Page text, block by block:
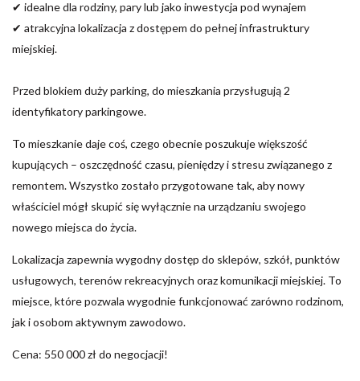
✔ idealne dla rodziny, pary lub jako inwestycja pod wynajem
✔ atrakcyjna lokalizacja z dostępem do pełnej infrastruktury
miejskiej.
Przed blokiem duży parking, do mieszkania przysługują 2
identyfikatory parkingowe.
To mieszkanie daje coś, czego obecnie poszukuje większość
kupujących – oszczędność czasu, pieniędzy i stresu związanego z
remontem. Wszystko zostało przygotowane tak, aby nowy
właściciel mógł skupić się wyłącznie na urządzaniu swojego
nowego miejsca do życia.
Lokalizacja zapewnia wygodny dostęp do sklepów, szkół, punktów
usługowych, terenów rekreacyjnych oraz komunikacji miejskiej. To
miejsce, które pozwala wygodnie funkcjonować zarówno rodzinom,
jak i osobom aktywnym zawodowo.
Cena: 550 000 zł do negocjacji!